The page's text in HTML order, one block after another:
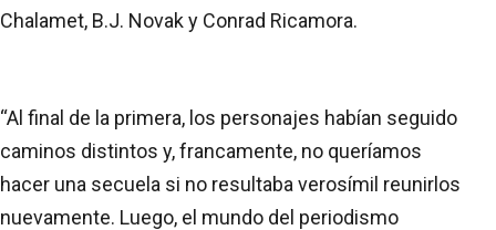
Chalamet, B.J. Novak y Conrad Ricamora.
“Al final de la primera, los personajes habían seguido
caminos distintos y, francamente, no queríamos
hacer una secuela si no resultaba verosímil reunirlos
nuevamente. Luego, el mundo del periodismo